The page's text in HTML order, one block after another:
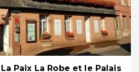
Paix La Robe et le Palais